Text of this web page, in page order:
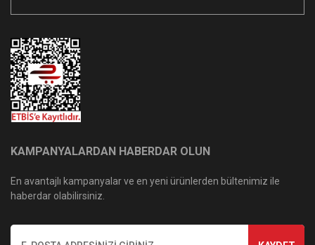
KAMPANYALARDAN HABERDAR OLUN
En avantajlı kampanyalar ve en yeni ürünlerden bültenimiz ile
haberdar olabilirsiniz.